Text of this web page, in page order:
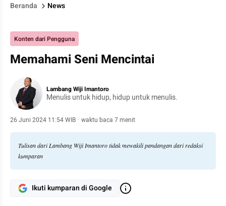
Beranda News
Konten dari Pengguna
Memahami Seni Mencintai
Lambang Wiji Imantoro
Menulis untuk hidup, hidup untuk menulis.
26 Juni 2024 11:54 WIB · waktu baca 7 menit
Tulisan dari Lambang Wiji Imantoro tidak mewakili pandangan dari redaksi
kumparan
Ikuti kumparan di Google